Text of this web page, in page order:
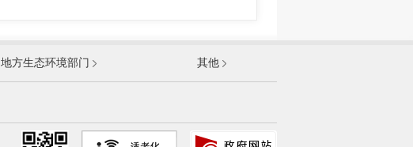
国家发展和改革委员会
人力资源和社会保障部
住房和城乡建设部
地方生态环境部门 其他